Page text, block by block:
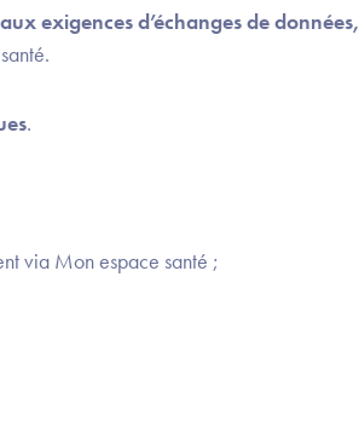
exigences d’échanges de données,
.
via Mon espace santé ;